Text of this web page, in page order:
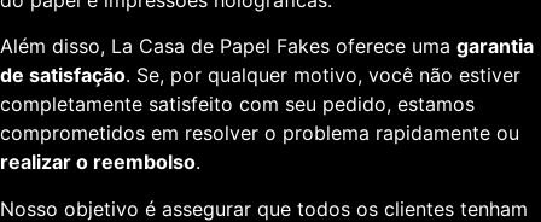
Além disso, La Casa de Papel Fakes oferece uma garantia
de satisfação. Se, por qualquer motivo, você não estiver
completamente satisfeito com seu pedido, estamos
comprometidos em resolver o problema rapidamente ou
realizar o reembolso.
Nosso objetivo é assegurar que todos os clientes tenham